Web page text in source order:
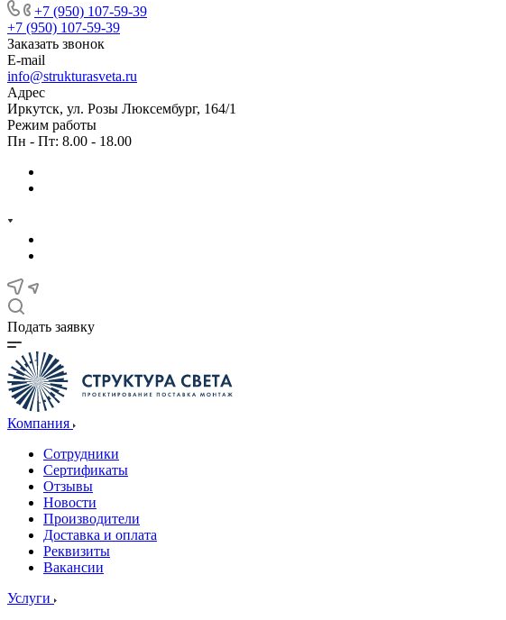
+7 (950) 107-59-39
+7 (950) 107-59-39
Заказать звонок
E-mail
info@strukturasveta.ru
Адрес
Иркутск, ул. Розы Люксембург, 164/1
Режим работы
Пн - Пт: 8.00 - 18.00
Подать заявку
Компания
Сотрудники
Сертификаты
Отзывы
Новости
Производители
Доставка и оплата
Реквизиты
Вакансии
Услуги